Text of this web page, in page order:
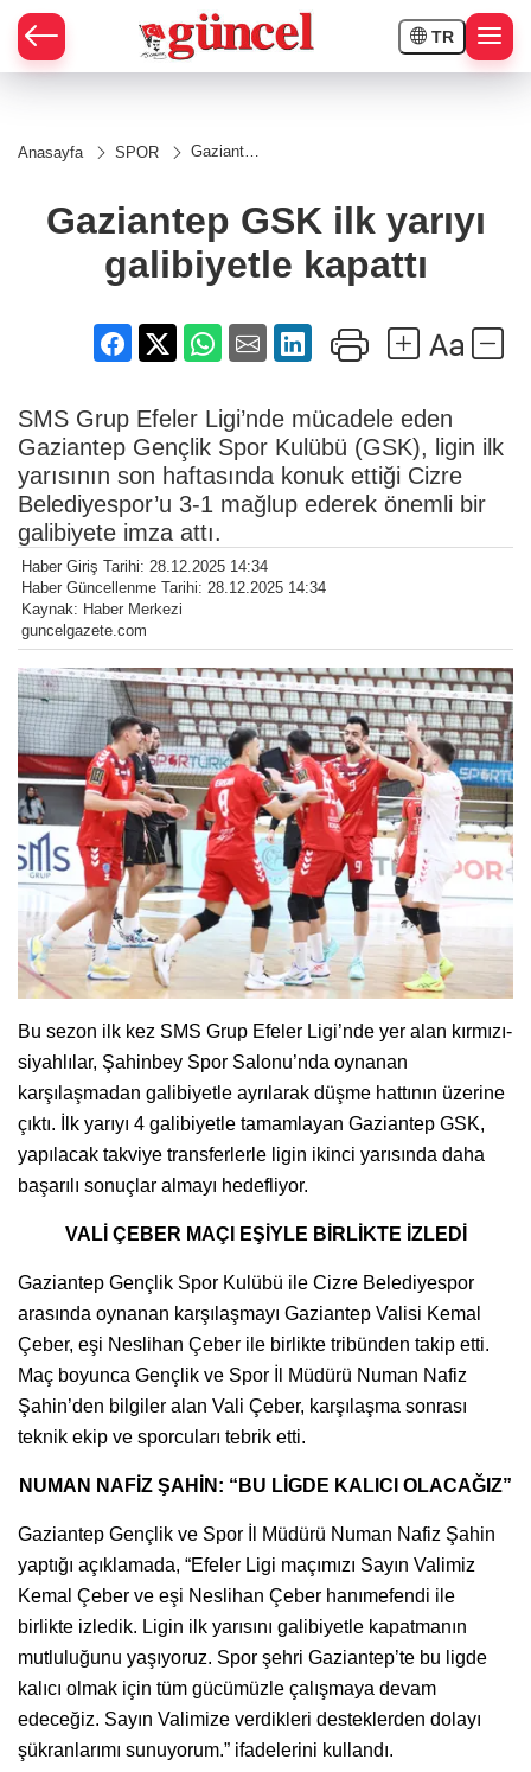
TR
Anasayfa SPOR
Gaziantep
galibiyetle
kapattı
Gaziantep GSK ilk yarıyı
galibiyetle kapattı
SMS Grup Efeler Ligi’nde mücadele eden
Gaziantep Gençlik Spor Kulübü (GSK), ligin ilk
yarısının son haftasında konuk ettiği Cizre
Belediyespor’u 3-1 mağlup ederek önemli bir
galibiyete imza attı.
Haber Giriş Tarihi: 28.12.2025 14:34
Haber Güncellenme Tarihi: 28.12.2025 14:34
Kaynak: Haber Merkezi
guncelgazete.com
Bu sezon ilk kez SMS Grup Efeler Ligi’nde yer alan kırmızı-
siyahlılar, Şahinbey Spor Salonu’nda oynanan
karşılaşmadan galibiyetle ayrılarak düşme hattının üzerine
çıktı. İlk yarıyı 4 galibiyetle tamamlayan Gaziantep GSK,
yapılacak takviye transferlerle ligin ikinci yarısında daha
başarılı sonuçlar almayı hedefliyor.
VALİ ÇEBER MAÇI EŞİYLE BİRLİKTE İZLEDİ
Gaziantep Gençlik Spor Kulübü ile Cizre Belediyespor
arasında oynanan karşılaşmayı Gaziantep Valisi Kemal
Çeber, eşi Neslihan Çeber ile birlikte tribünden takip etti.
Maç boyunca Gençlik ve Spor İl Müdürü Numan Nafiz
Şahin’den bilgiler alan Vali Çeber, karşılaşma sonrası
teknik ekip ve sporcuları tebrik etti.
NUMAN NAFİZ ŞAHİN: “BU LİGDE KALICI OLACAĞIZ”
Gaziantep Gençlik ve Spor İl Müdürü Numan Nafiz Şahin
yaptığı açıklamada, “Efeler Ligi maçımızı Sayın Valimiz
Kemal Çeber ve eşi Neslihan Çeber hanımefendi ile
birlikte izledik. Ligin ilk yarısını galibiyetle kapatmanın
mutluluğunu yaşıyoruz. Spor şehri Gaziantep’te bu ligde
kalıcı olmak için tüm gücümüzle çalışmaya devam
edeceğiz. Sayın Valimize verdikleri desteklerden dolayı
şükranlarımı sunuyorum.” ifadelerini kullandı.